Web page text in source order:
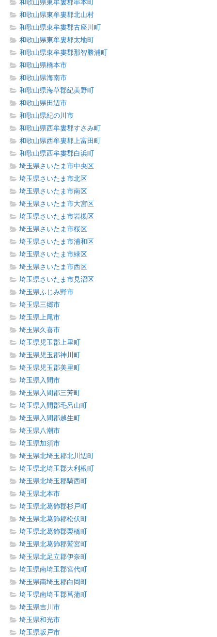
和歌山県東牟婁郡串本町
和歌山県東牟婁郡北山村
和歌山県東牟婁郡古座川町
和歌山県東牟婁郡太地町
和歌山県東牟婁郡那智勝浦町
和歌山県橋本市
和歌山県海南市
和歌山県海草郡紀美野町
和歌山県田辺市
和歌山県紀の川市
和歌山県西牟婁郡すさみ町
和歌山県西牟婁郡上富田町
和歌山県西牟婁郡白浜町
埼玉県さいたま市中央区
埼玉県さいたま市北区
埼玉県さいたま市南区
埼玉県さいたま市大宮区
埼玉県さいたま市岩槻区
埼玉県さいたま市桜区
埼玉県さいたま市浦和区
埼玉県さいたま市緑区
埼玉県さいたま市西区
埼玉県さいたま市見沼区
埼玉県ふじみ野市
埼玉県三郷市
埼玉県上尾市
埼玉県久喜市
埼玉県児玉郡上里町
埼玉県児玉郡神川町
埼玉県児玉郡美里町
埼玉県入間市
埼玉県入間郡三芳町
埼玉県入間郡毛呂山町
埼玉県入間郡越生町
埼玉県八潮市
埼玉県加須市
埼玉県北埼玉郡北川辺町
埼玉県北埼玉郡大利根町
埼玉県北埼玉郡騎西町
埼玉県北本市
埼玉県北葛飾郡杉戸町
埼玉県北葛飾郡松伏町
埼玉県北葛飾郡栗橋町
埼玉県北葛飾郡鷲宮町
埼玉県北足立郡伊奈町
埼玉県南埼玉郡宮代町
埼玉県南埼玉郡白岡町
埼玉県南埼玉郡菖蒲町
埼玉県吉川市
埼玉県和光市
埼玉県坂戸市